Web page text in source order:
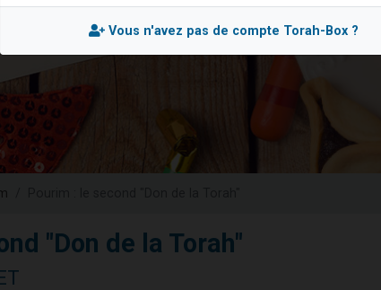
de donner son Maasser
viennent de nous rejoindre sur WhatsApp
viennent de nous rejoindre sur WhatsApp
vient de donner son Maasser
viennent de nous rejoindre sur WhatsApp
"Don de la Torah"
Vous n'avez pas de compte Torah-Box ?